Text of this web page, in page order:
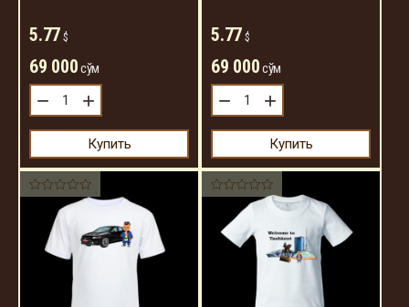
5.77 $
69 000сўм
− +
Купить
5.77 $
69 000сўм
− +
Купить